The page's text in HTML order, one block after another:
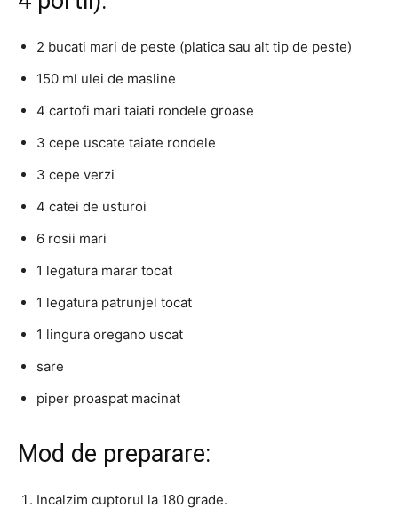
2 bucati mari de peste (platica sau alt tip de peste)
150 ml ulei de masline
4 cartofi mari taiati rondele groase
3 cepe uscate taiate rondele
3 cepe verzi
4 catei de usturoi
6 rosii mari
1 legatura marar tocat
1 legatura patrunjel tocat
1 lingura oregano uscat
sare
piper proaspat macinat
Mod de preparare:
Incalzim cuptorul la 180 grade.